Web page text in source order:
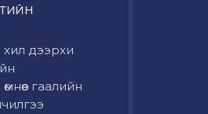
дээрхи
гаалийн